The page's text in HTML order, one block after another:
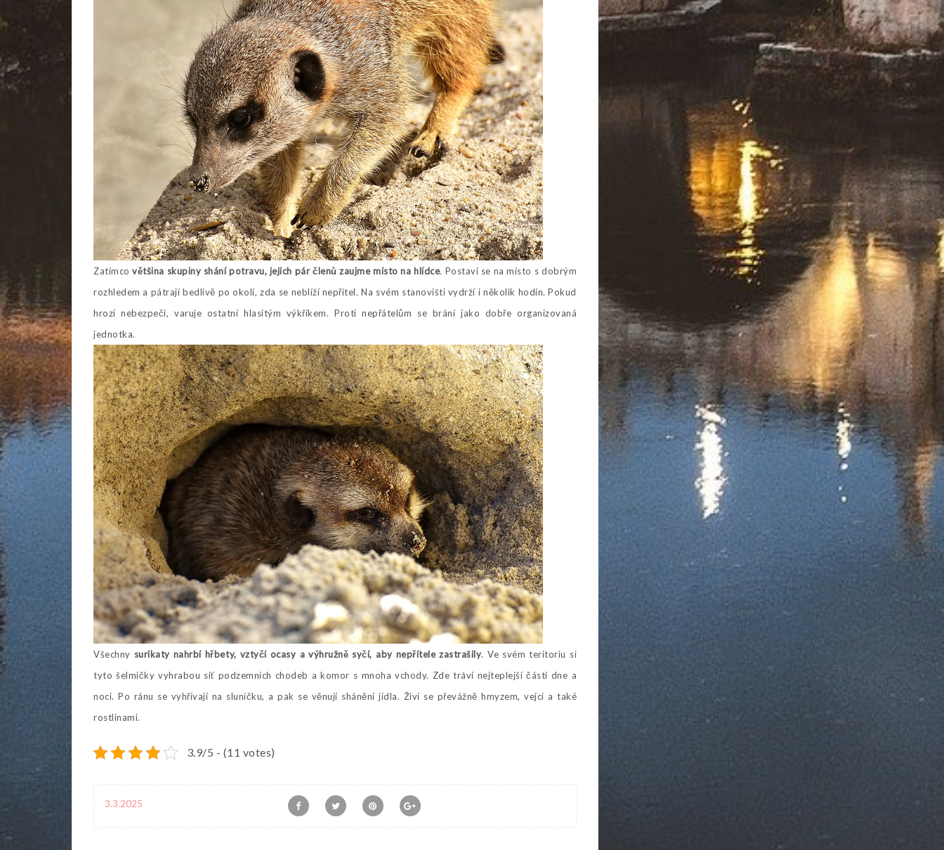
Zatímcovětšina skupiny shání potravu, jejich pár členů zaujme místo na hlídce. Postaví se na místo s dobrým
rozhledem a pátrají bedlivě po okolí, zda se neblíží nepřítel. Na svém stanovišti vydrží i několik hodin. Pokud
hrozí nebezpečí, varuje ostatní hlasitým výkřikem. Proti nepřátelům se brání jako dobře organizovaná
jednotka.
Všechny surikaty nahrbí hřbety, vztyčí ocasy a výhružně syčí, aby nepřítele zastrašily. Ve svém teritoriu si
tyto šelmičky vyhrabou síť podzemních chodeb a komor s mnoha vchody. Zde tráví nejteplejší části dne a
noci. Po ránu se vyhřívají na sluníčku, a pak se věnují shánění jídla. Živí se převážně hmyzem, vejci a také
rostlinami.
3.9/5 - (11 votes)
3.3.2025